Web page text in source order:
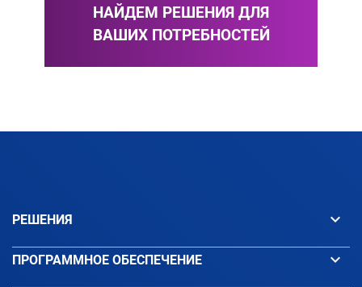
НАЙДЕМ РЕШЕНИЯ ДЛЯ
ВАШИХ ПОТРЕБНОСТЕЙ
РЕШЕНИЯ keyboard_arrow_down
ПРОГРАММНОЕ ОБЕСПЕЧЕНИЕ keyboard_arrow_down